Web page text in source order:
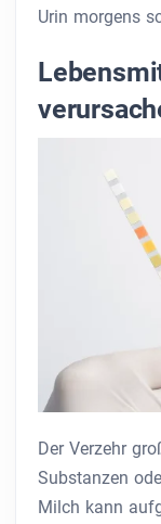
Urin morgens
Der Verzehr
Substanzen
Milch kann